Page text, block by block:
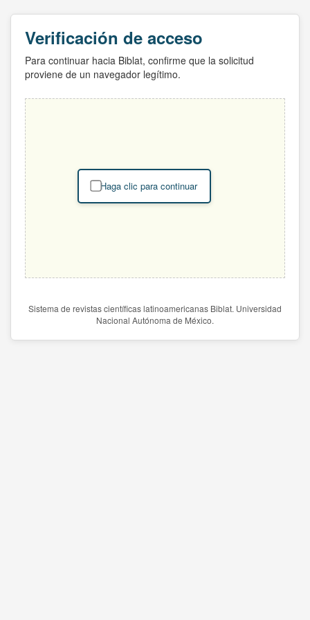
Verificación de acceso
Para continuar hacia Biblat, confirme que la solicitud
proviene de un navegador legítimo.
Haga clic para continuar
Sistema de revistas científicas latinoamericanas Biblat. Universidad
Nacional Autónoma de México.